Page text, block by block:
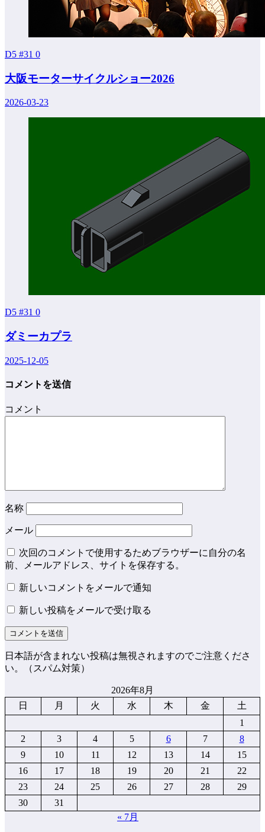
D5 #31 0
大阪モーターサイクルショー2026
2026-03-23
D5 #31 0
ダミーカプラ
2025-12-05
コメントを送信
コメント
名称
メール
次回のコメントで使用するためブラウザーに自分の名
前、メールアドレス、サイトを保存する。
新しいコメントをメールで通知
新しい投稿をメールで受け取る
日本語が含まれない投稿は無視されますのでご注意くださ
い。（スパム対策）
2026年8月
日
月 火 水 木 金
土
1
2
3 4 5 6 7
8
9
10 11 12 13 14
15
16
17 18 19 20 21
22
23
24 25 26 27 28
29
30
31
« 7月